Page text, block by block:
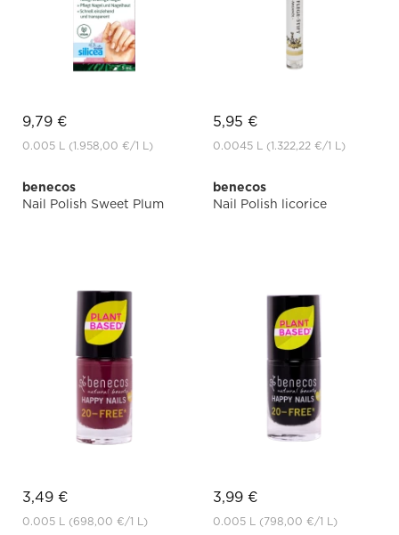
9,79 €
0.005 L (1.958,00 €/1 L)
5,95 €
0.0045 L (1.322,22 €/1 L)
benecos
Nail Polish Sweet Plum
3,49 €
0.005 L (698,00 €/1 L)
benecos
Nail Polish licorice
3,99 €
0.005 L (798,00 €/1 L)